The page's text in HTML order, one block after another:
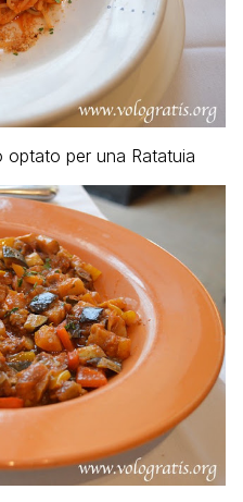
optato per una Ratatuia